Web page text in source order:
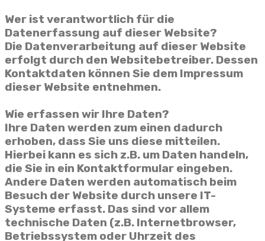
Wer ist verantwortlich für die
Datenerfassung auf dieser Website?
Die Datenverarbeitung auf dieser Website
erfolgt durch den Websitebetreiber. Dessen
Kontaktdaten können Sie dem Impressum
dieser Website entnehmen.
Wie erfassen wir Ihre Daten?
Ihre Daten werden zum einen dadurch
erhoben, dass Sie uns diese mitteilen.
Hierbei kann es sich z.B. um Daten handeln,
die Sie in ein Kontaktformular eingeben.
Andere Daten werden automatisch beim
Besuch der Website durch unsere IT-
Systeme erfasst. Das sind vor allem
technische Daten (z.B. Internetbrowser,
Betriebssystem oder Uhrzeit des